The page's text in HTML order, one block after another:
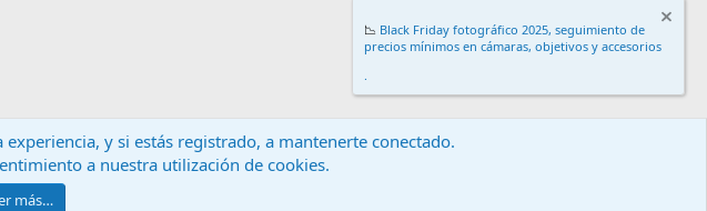
Contáctanos Términos y reglas
📉 Black Friday fotográfico 2025, seguimiento de
precios mínimos en cámaras, objetivos y accesorios
.
y si estás registrado, a mantenerte conectado.
a nuestra utilización de cookies.
más…